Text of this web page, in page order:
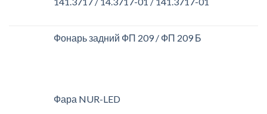
Фонарь задний ФП 209 / ФП 209 Б
Фара NUR-LED